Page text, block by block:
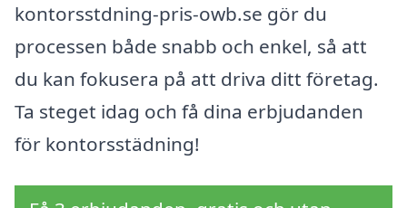
kontorsstdning-pris-owb.se gör du
processen både snabb och enkel, så att
du kan fokusera på att driva ditt företag.
Ta steget idag och få dina erbjudanden
för kontorsstädning!